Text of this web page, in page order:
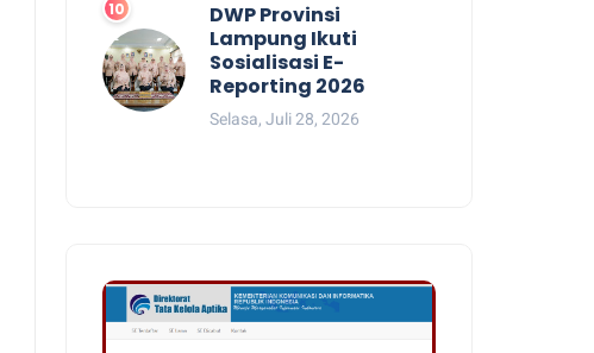
DWP Provinsi
Lampung Ikuti
Sosialisasi E-
Reporting 2026
Selasa, Juli 28, 2026